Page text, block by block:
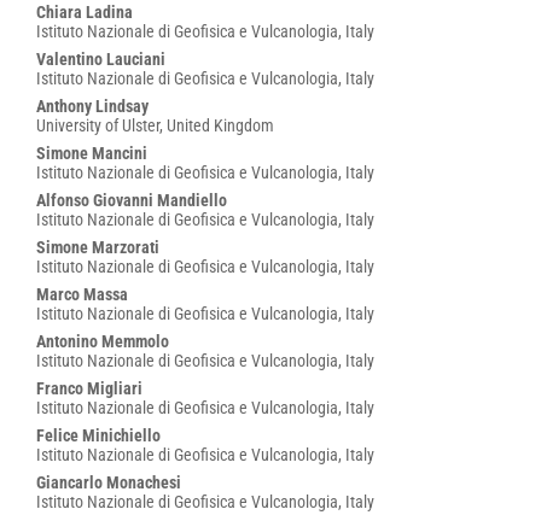
Chiara Ladina
Istituto Nazionale di Geofisica e Vulcanologia, Italy
Valentino Lauciani
Istituto Nazionale di Geofisica e Vulcanologia, Italy
Anthony Lindsay
University of Ulster, United Kingdom
Simone Mancini
Istituto Nazionale di Geofisica e Vulcanologia, Italy
Alfonso Giovanni Mandiello
Istituto Nazionale di Geofisica e Vulcanologia, Italy
Simone Marzorati
Istituto Nazionale di Geofisica e Vulcanologia, Italy
Marco Massa
Istituto Nazionale di Geofisica e Vulcanologia, Italy
Antonino Memmolo
Istituto Nazionale di Geofisica e Vulcanologia, Italy
Franco Migliari
Istituto Nazionale di Geofisica e Vulcanologia, Italy
Felice Minichiello
Istituto Nazionale di Geofisica e Vulcanologia, Italy
Giancarlo Monachesi
Istituto Nazionale di Geofisica e Vulcanologia, Italy